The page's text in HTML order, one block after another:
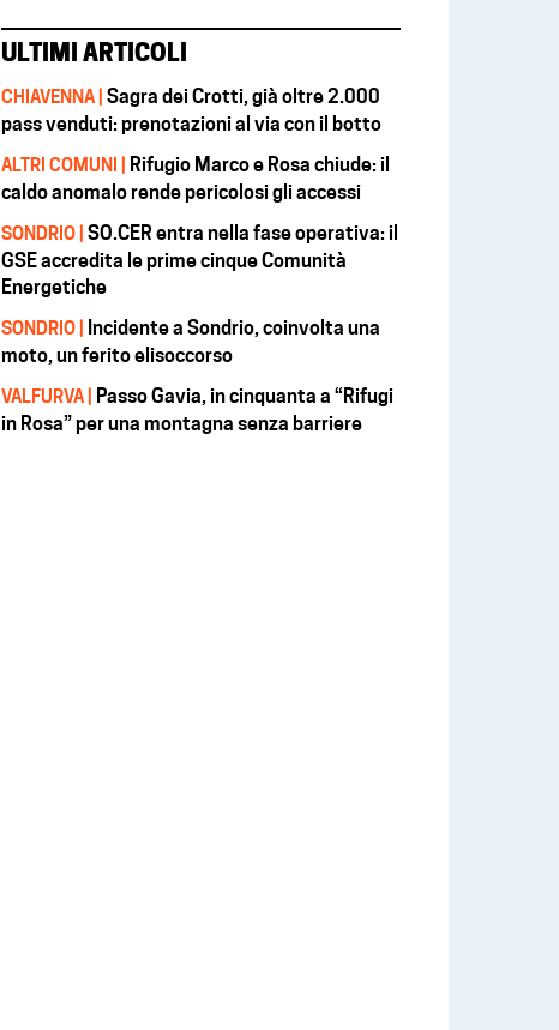
ULTIMI ARTICOLI
CHIAVENNA | Sagra dei Crotti, già oltre 2.000
pass venduti: prenotazioni al via con il botto
ALTRI COMUNI |
Rifugio Marco e Rosa chiude: il
caldo anomalo rende pericolosi gli accessi
SONDRIO | SO.CER entra nella fase operativa: il
GSE accredita le prime cinque Comunità
Energetiche
SONDRIO |
Incidente a Sondrio, coinvolta una
moto, un ferito elisoccorso
VALFURVA |
Passo Gavia, in cinquanta a “Rifugi
in Rosa” per una montagna senza barriere